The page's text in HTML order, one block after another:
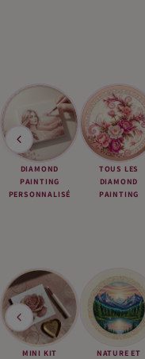
DIAMOND
PAINTING
PERSONNALISÉ
TOUS LES
DIAMOND
PAINTING
MINI KIT
NATURE ET